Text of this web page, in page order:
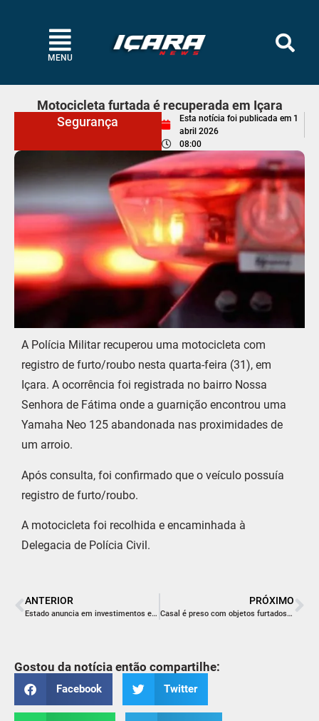
MENU
Motocicleta furtada é recuperada em Içara
Segurança
Esta notícia foi publicada em 1
abril 2026
08:00
A Polícia Militar recuperou uma motocicleta com
registro de furto/roubo nesta quarta-feira (31), em
Içara. A ocorrência foi registrada no bairro Nossa
Senhora de Fátima onde a guarnição encontrou uma
Yamaha Neo 125 abandonada nas proximidades de
um arroio.
Após consulta, foi confirmado que o veículo possuía
registro de furto/roubo.
A motocicleta foi recolhida e encaminhada à
Delegacia de Polícia Civil.
ANTERIOR
Estado anuncia em investimentos em Proteção e Defesa Civil para quatro regiões, entre elas a Amrec
PRÓXIMO
Casal é preso com objetos furtados em Araranguá
Gostou da notícia então compartilhe:
Facebook Twitter